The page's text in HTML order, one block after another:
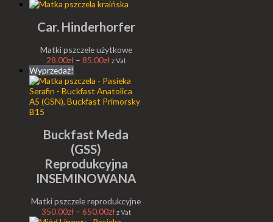
Car. Hinderhorfer
Matki pszczele użytkowe
28.00zł – 85.00zł z Vat
Wyprzedaż!
Buckfast Meda
(GSS)
Reprodukcyjna
INSEMINOWANA
Matki pszczele reprodukcyjne
350.00zł – 650.00zł z Vat